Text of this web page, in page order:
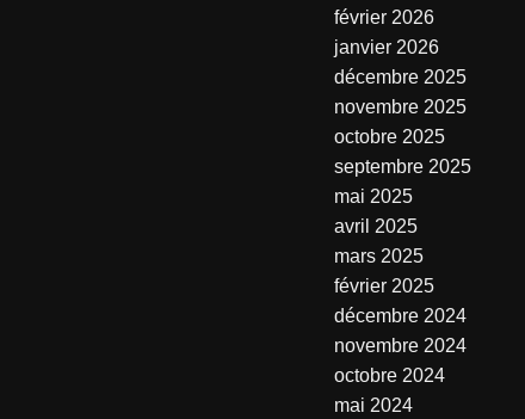
février 2026
janvier 2026
décembre 2025
novembre 2025
octobre 2025
septembre 2025
mai 2025
avril 2025
mars 2025
février 2025
décembre 2024
novembre 2024
octobre 2024
mai 2024